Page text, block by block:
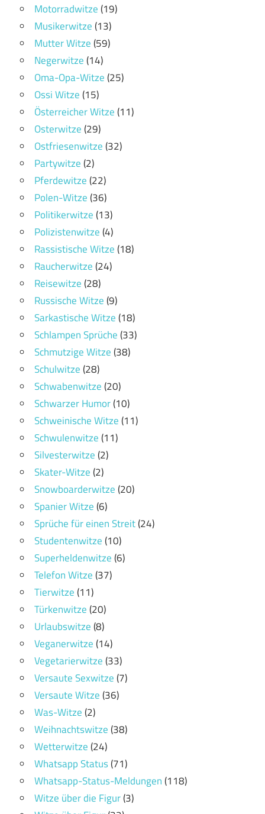
Motorradwitze(19)
Musikerwitze(13)
Mutter Witze(59)
Negerwitze(14)
Oma-Opa-Witze(25)
Ossi Witze(15)
Österreicher Witze(11)
Osterwitze(29)
Ostfriesenwitze(32)
Partywitze(2)
Pferdewitze(22)
Polen-Witze(36)
Politikerwitze(13)
Polizistenwitze(4)
Rassistische Witze(18)
Raucherwitze(24)
Reisewitze(28)
Russische Witze(9)
Sarkastische Witze(18)
Schlampen Sprüche(33)
Schmutzige Witze(38)
Schulwitze(28)
Schwabenwitze(20)
Schwarzer Humor(10)
Schweinische Witze(11)
Schwulenwitze(11)
Silvesterwitze(2)
Skater-Witze(2)
Snowboarderwitze(20)
Spanier Witze(6)
Sprüche für einen Streit(24)
Studentenwitze(10)
Superheldenwitze(6)
Telefon Witze(37)
Tierwitze(11)
Türkenwitze(20)
Urlaubswitze(8)
Veganerwitze(14)
Vegetarierwitze(33)
Versaute Sexwitze(7)
Versaute Witze(36)
Was-Witze(2)
Weihnachtswitze(38)
Wetterwitze(24)
Whatsapp Status(71)
Whatsapp-Status-Meldungen(118)
Witze über die Figur(3)